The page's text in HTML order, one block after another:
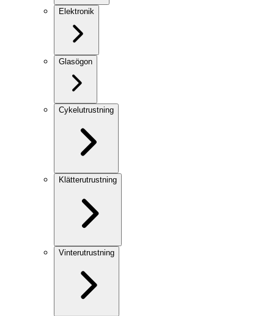
Elektronik
Glasögon
Cykelutrustning
Klätterutrustning
Vinterutrustning